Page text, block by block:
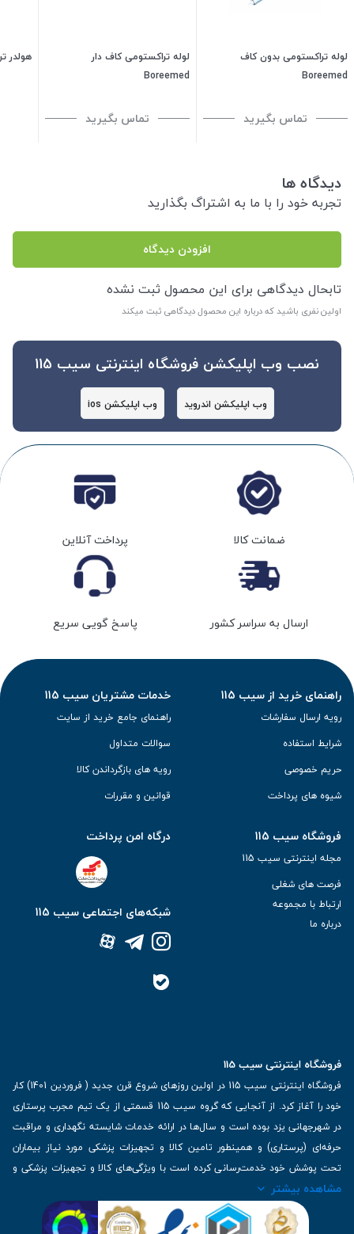
لوله تراکستومی بدون کاف
Boreemed
تماس بگیرید
لوله تراکستومی کاف دار
Boreemed
تماس بگیرید
هولدر
دیدگاه ها
تجربه خود را با ما به اشتراگ بگذارید
افزودن دیدگاه
تابحال دیدگاهی برای این محصول ثبت نشده
اولین نفری باشید که درباره این محصول دیدگاهی ثبت میکند
نصب وب اپلیکشن فروشگاه اینترنتی سیب 115
وب اپلیکشن اندروید وب اپلیکشن ios
ضمانت کالا پرداخت آنلاین
ارسال به سراسر کشور پاسخ گویی سریع
راهنمای خرید از سیب 115
رویه ارسال سفارشات
شرایط استفاده
حریم خصوصی
شیوه های پرداخت
خدمات مشتریان سیب 115
راهنمای جامع خرید از سایت
سوالات متداول
رویه های بازگرداندن کالا
قوانین و مقررات
فروشگاه سیب 115
مجله اینترنتی سیب 115
فرصت های شغلی
ارتباط با مجموعه
درباره ما
درگاه امن پرداخت
شبکه‌های اجتماعی سیب 115
فروشگاه اینترنتی سیب 115
فروشگاه اینترنتی سیب 115 در اولین روزهای شروع قرن جدید ( فروردین 1401) کار
خود را آغاز کرد. از آنجایی که گروه سیب 115 قسمتی از یک تیم مجرب پرستاری
در شهرجهانی یزد بوده است و سال‌ها در ارائه خدمات شایسته نگهداری و مراقبت
حرفه‌ای (پرستاری) و همینطور تامین کالا و تجهیزات پزشکی مورد نیاز بیماران
تحت پوشش خود خدمت‌رسانی کرده است با ویژگی‌های کالا و تجهیزات پزشکی و
برترین برندهای موجود در بازار اطلاعات بسیار ارزشمندی را دارا می‌باشد
مشاهده بیشتر